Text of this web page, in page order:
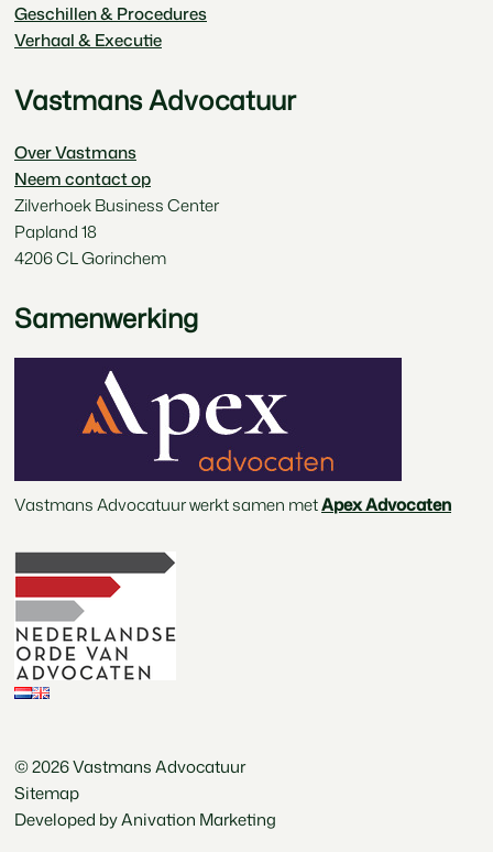
Geschillen & Procedures
Verhaal & Executie
Vastmans Advocatuur
Over Vastmans
Neem contact op
Zilverhoek Business Center
Papland 18
4206 CL Gorinchem
Samenwerking
Vastmans Advocatuur werkt samen metApex Advocaten
© 2026 Vastmans Advocatuur
Sitemap
Developed by Anivation Marketing